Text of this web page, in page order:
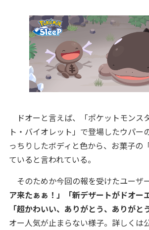
ドオーと言えば、「ポケットモンス
ト・バイオレット」で登場したウパー
っちりしたボディと色から、お菓子の
ていると言われている。
そのためか今回の報を受けたユーザ
ア来たぁぁ！」「新デザートがドオー
「超かわいい、ありがとう、ありがと
オー人気が止まらない様子。詳しくは